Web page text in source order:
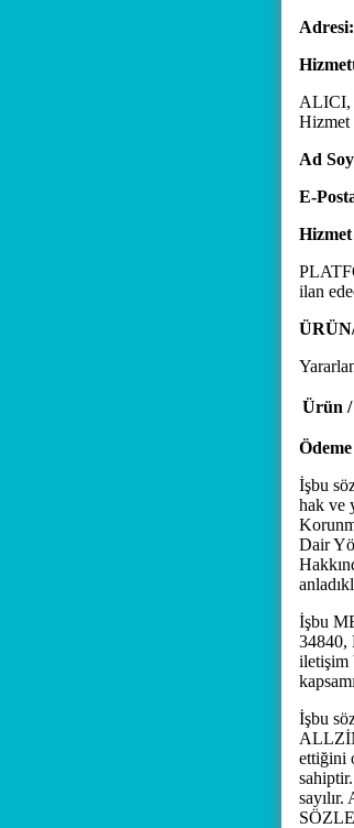
Adresi:
ALICI,
Hizmet
Ad
E-
ilan
Ürün /
İşbu
hak ve
Dair
İşbu
34840,
iletişim
İşbu
ettiğini